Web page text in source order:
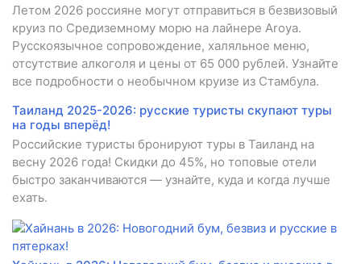
Летом 2026 россияне могут отправиться в безвизовый
круиз по Средиземному морю на лайнере Aroya.
Русскоязычное сопровождение, халяльное меню,
отсутствие алкоголя и цены от 65 000 рублей. Узнайте
все подробности о необычном круизе из Стамбула.
Таиланд 2025-2026: русские туристы скупают туры
на годы вперёд!
Российские туристы бронируют туры в Таиланд на
весну 2026 года! Скидки до 45%, но топовые отели
быстро заканчиваются — узнайте, куда и когда лучше
ехать.